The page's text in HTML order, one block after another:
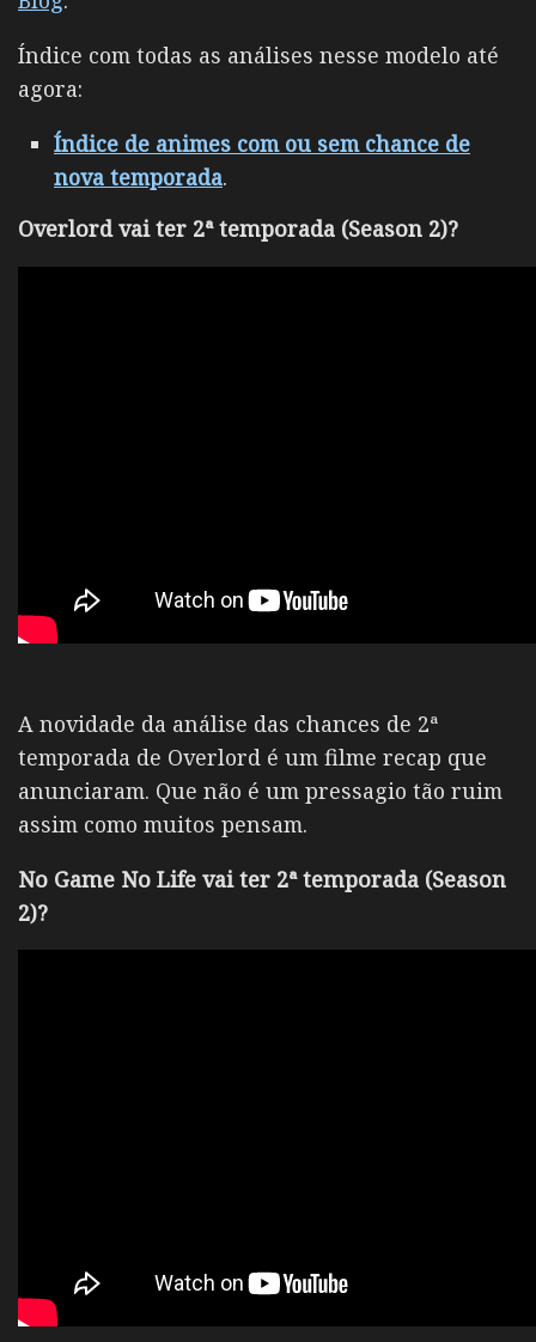
Índice com todas as análises nesse modelo até
agora:
Índice de animes com ou sem chance de
nova temporada.
Overlord vai ter 2ª temporada (Season 2)?
A novidade da análise das chances de 2ª
temporada de Overlord é um filme recap que
anunciaram. Que não é um pressagio tão ruim
assim como muitos pensam.
No Game No Life vai ter 2ª temporada (Season
2)?